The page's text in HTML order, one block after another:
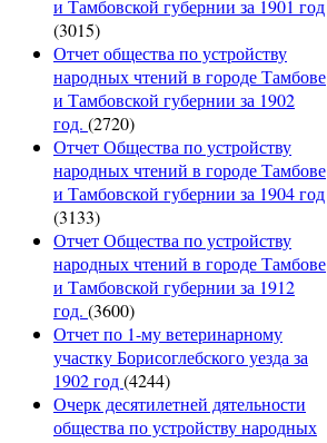
и Тамбовской губернии за 1901 год
(3015)
Отчет общества по устройству
народных чтений в городе Тамбове
и Тамбовской губернии за 1902
год. (2720)
Отчет Общества по устройству
народных чтений в городе Тамбове
и Тамбовской губернии за 1904 год
(3133)
Отчет Общества по устройству
народных чтений в городе Тамбове
и Тамбовской губернии за 1912
год. (3600)
Отчет по 1-му ветеринарному
участку Борисоглебского уезда за
1902 год(4244)
Очерк десятилетней дятельности
общества по устройству народных